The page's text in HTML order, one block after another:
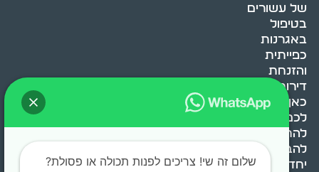
של עשורים
בטיפול
באגרנות
כפייתית
והזנחת
דירות, אנחנו
כאן כדי לעזור
לכם
להתמודד,
להבין ולשנות.
יחד, ניצורשלום זה שי! צריכים לפנות תכולה או פסולת?